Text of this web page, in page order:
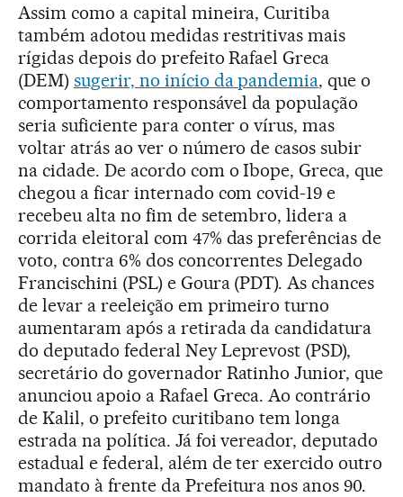
Assim como a capital mineira, Curitiba
também adotou medidas restritivas mais
rígidas depois do prefeito Rafael Greca
(DEM) sugerir, no início da pandemia, que o
comportamento responsável da população
seria suficiente para conter o vírus, mas
voltar atrás ao ver o número de casos subir
na cidade. De acordo com o Ibope, Greca, que
chegou a ficar internado com covid-19 e
recebeu alta no fim de setembro, lidera a
corrida eleitoral com 47% das preferências de
voto, contra 6% dos concorrentes Delegado
Francischini (PSL) e Goura (PDT). As chances
de levar a reeleição em primeiro turno
aumentaram após a retirada da candidatura
do deputado federal Ney Leprevost (PSD),
secretário do governador Ratinho Junior, que
anunciou apoio a Rafael Greca. Ao contrário
de Kalil, o prefeito curitibano tem longa
estrada na política. Já foi vereador, deputado
estadual e federal, além de ter exercido outro
mandato à frente da Prefeitura nos anos 90.